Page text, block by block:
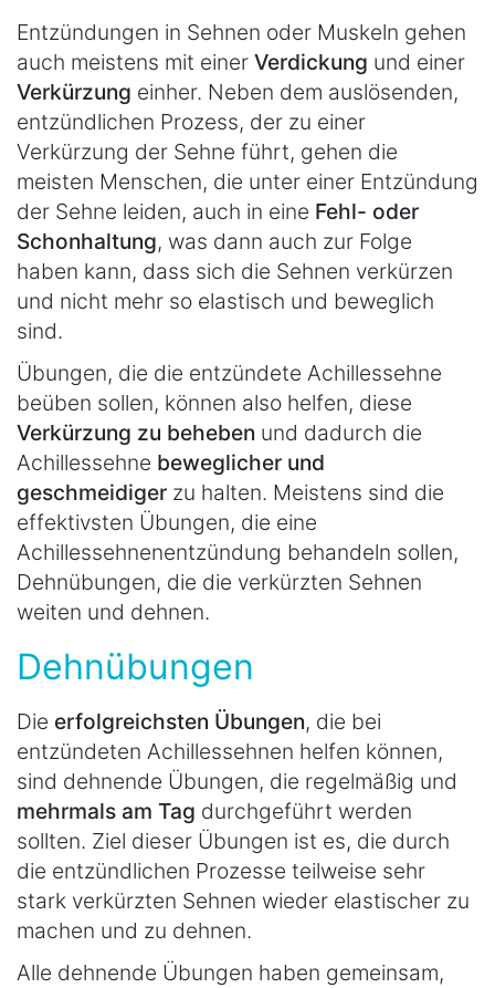
Entzündungen in Sehnen oder Muskeln gehen
auch meistens mit einer Verdickung und einer
Verkürzung einher. Neben dem auslösenden,
entzündlichen Prozess, der zu einer
Verkürzung der Sehne führt, gehen die
meisten Menschen, die unter einer Entzündung
der Sehne leiden, auch in eine Fehl- oder
Schonhaltung, was dann auch zur Folge
haben kann, dass sich die Sehnen verkürzen
und nicht mehr so elastisch und beweglich
sind.
Übungen, die die entzündete Achillessehne
beüben sollen, können also helfen, diese
Verkürzung zu beheben und dadurch die
Achillessehne beweglicher und
geschmeidiger zu halten. Meistens sind die
effektivsten Übungen, die eine
Achillessehnenentzündung behandeln sollen,
Dehnübungen, die die verkürzten Sehnen
weiten und dehnen.
Dehnübungen
Die erfolgreichsten Übungen, die bei
entzündeten Achillessehnen helfen können,
sind dehnende Übungen, die regelmäßig und
mehrmals am Tag durchgeführt werden
sollten. Ziel dieser Übungen ist es, die durch
die entzündlichen Prozesse teilweise sehr
stark verkürzten Sehnen wieder elastischer zu
machen und zu dehnen.
Alle dehnende Übungen haben gemeinsam,